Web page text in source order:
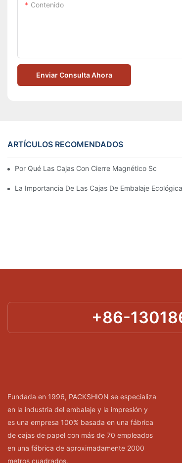
Contenido
Enviar Consulta Ahora
ARTÍCULOS RECOMENDADOS
Por Qué Las Cajas Con Cierre Magnético Son La
La Importancia De Las Cajas De Embalaje
+86-
Fundada en 1996, PACKSHION se especializa
en la industria del embalaje y la impresión y
es una empresa 100% basada en una fábrica
de cajas de papel con más de 70 empleados
en una fábrica de aproximadamente 2000
metros cuadrados.